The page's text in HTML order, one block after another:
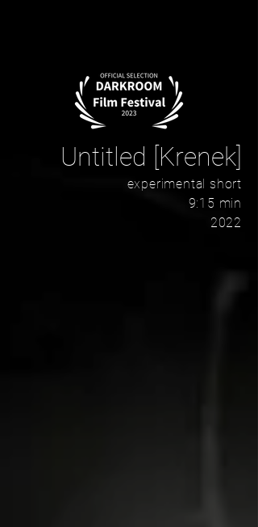
Untitled [Krenek]
experimental short
9:15 min
2022